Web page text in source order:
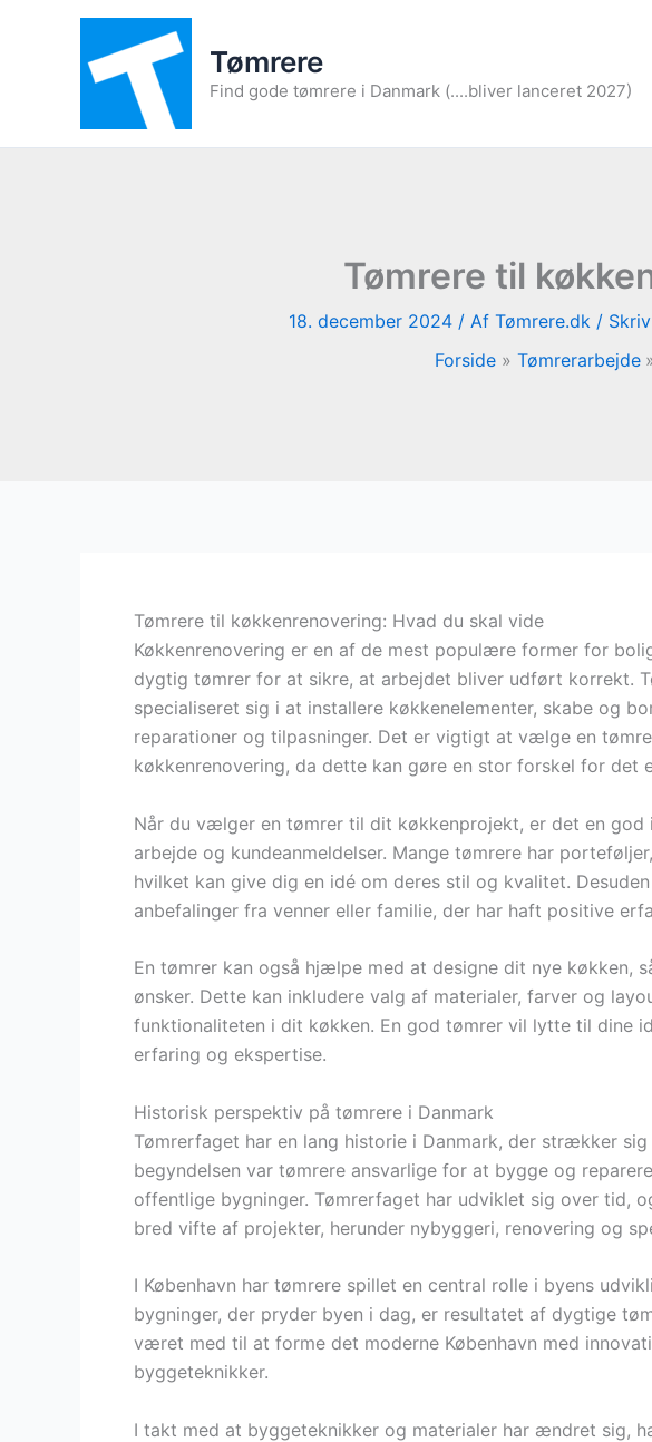
Tømrere
Find gode tømrere i Danmark (....bliver lanceret 2027)
Tømrere til
18. december 2024 / Af Tømrere.dk /
Forside
Tømrerarbejde
Tømrere til køkkenrenovering: Hvad du skal vide
Køkkenrenovering er en af de mest populære former for
dygtig tømrer for at sikre, at arbejdet bliver udført korrekt.
specialiseret sig i at installere køkkenelementer, skabe og
reparationer og tilpasninger. Det er vigtigt at vælge en
køkkenrenovering, da dette kan gøre en stor forskel for det
Når du vælger en tømrer til dit køkkenprojekt, er det en god
arbejde og kundeanmeldelser. Mange tømrere har
hvilket kan give dig en idé om deres stil og kvalitet.
anbefalinger fra venner eller familie, der har haft positive
En tømrer kan også hjælpe med at designe dit nye køkken,
ønsker. Dette kan inkludere valg af materialer, farver og
funktionaliteten i dit køkken. En god tømrer vil lytte til dine
erfaring og ekspertise.
Historisk perspektiv på tømrere i Danmark
Tømrerfaget har en lang historie i Danmark, der strækker
begyndelsen var tømrere ansvarlige for at bygge og
offentlige bygninger. Tømrerfaget har udviklet sig over tid,
bred vifte af projekter, herunder nybyggeri, renovering og
I København har tømrere spillet en central rolle i byens
bygninger, der pryder byen i dag, er resultatet af dygtige
været med til at forme det moderne København med
byggeteknikker.
I takt med at byggeteknikker og materialer har ændret sig,